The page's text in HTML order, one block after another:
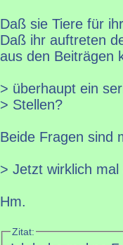
Daß sie Tiere für
Daß ihr auftreten
aus den Beiträgen
> überhaupt ein
> Stellen?
Beide Fragen sind
> Jetzt wirklich
Hm.
Zitat: